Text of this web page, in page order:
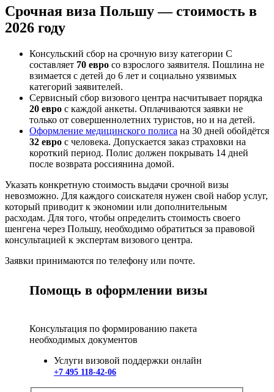
Срочная виза Польшу — стоимость в
2026 году
Консульский сбор на срочную визу категории C
составляет 70 евро со взрослого заявителя. Пошлина не
взимается с детей до 6 лет и социально уязвимых
категорий заявителей.
Сервисный сбор визового центра насчитывает порядка
20 евро с каждой анкеты. Оплачиваются заявки не
только от совершеннолетних туристов, но и на детей.
Оформление медицинского полиса на 30 дней обойдётся
32 евро с человека. Допускается заказ страховки на
короткий период. Полис должен покрывать 14 дней
после возврата россиянина домой.
Указать конкретную стоимость выдачи срочной визы
невозможно. Для каждого соискателя нужен свой набор услуг,
который приводит к экономии или дополнительным
расходам. Для того, чтобы определить стоимость своего
шенгена через Польшу, необходимо обратиться за правовой
консультацией к экспертам визового центра.
Заявки принимаются по телефону или почте.
Помощь в оформлении визы
Консультация по формированию пакета
необходимых документов
Услуги визовой поддержки онлайн
+7 495 118-42-06